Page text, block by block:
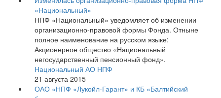
«Национальный»
НПФ «Национальный» уведомляет об изменении
организационно-правовой формы Фонда. Отныне
полное наименование на русском языке:
Акционерное общество «Национальный
негосударственный пенсионный фонд».
Национальный АО НПФ
21 августа 2015
ОАО «НПФ «Лукойл-Гарант» и КБ «Балтийский